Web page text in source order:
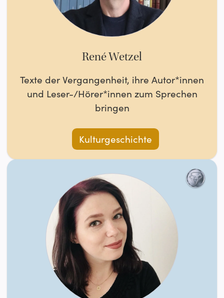
René Wetzel
Texte der Vergangenheit, ihre Autor*innen
und Leser-/Hörer*innen zum Sprechen
bringen
Kulturgeschichte